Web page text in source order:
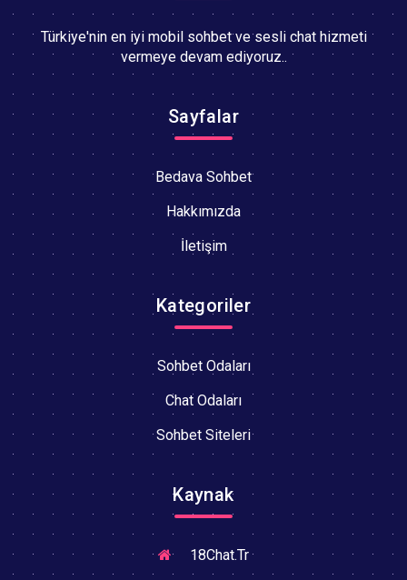
Türkiye'nin en iyi mobil sohbet ve sesli chat hizmeti
vermeye devam ediyoruz..
Sayfalar
Bedava Sohbet
Hakkımızda
İletişim
Kategoriler
Sohbet Odaları
Chat Odaları
Sohbet Siteleri
Kaynak
18Chat.Tr